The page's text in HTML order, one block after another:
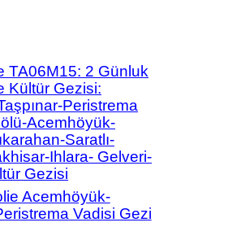
TA06M15: 2 Günluk
Kültür Gezisi:
Peristrema
Acemhöyük-
Saratlı-
Ihlara- Gelveri-
Gezisi
Acemhöyük-
Vadisi Gezi